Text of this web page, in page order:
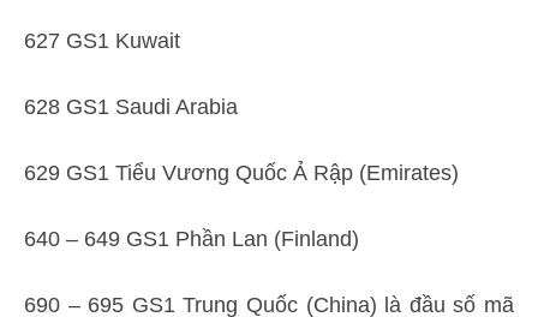
627 GS1 Kuwait
628 GS1 Saudi Arabia
629 GS1 Tiểu Vương Quốc Ả Rập (Emirates)
640 – 649 GS1 Phần Lan (Finland)
690 – 695 GS1 Trung Quốc (China) là đầu số mã